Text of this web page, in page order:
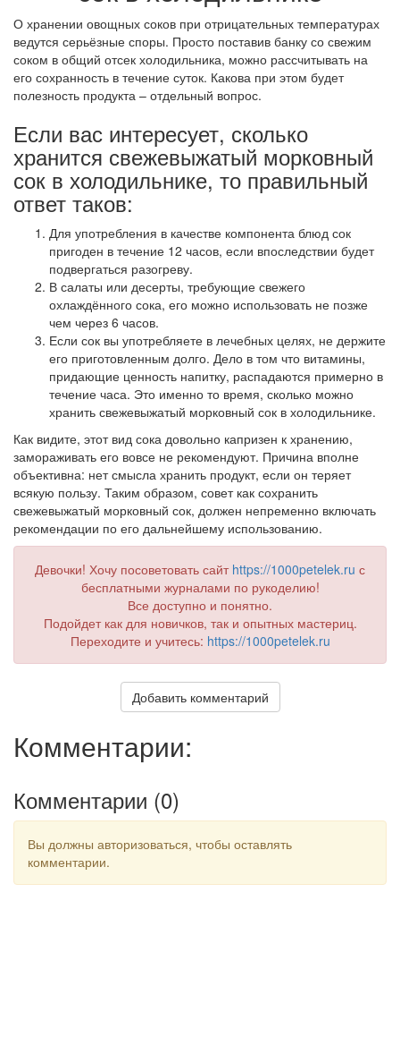
О хранении овощных соков при отрицательных температурах
ведутся серьёзные споры. Просто поставив банку со свежим
соком в общий отсек холодильника, можно рассчитывать на
его сохранность в течение суток. Какова при этом будет
полезность продукта – отдельный вопрос.
Если вас интересует, сколько
хранится свежевыжатый морковный
сок в холодильнике, то правильный
ответ таков:
Для употребления в качестве компонента блюд сок
пригоден в течение 12 часов, если впоследствии будет
подвергаться разогреву.
В салаты или десерты, требующие свежего
охлаждённого сока, его можно использовать не позже
чем через 6 часов.
Если сок вы употребляете в лечебных целях, не держите
его приготовленным долго. Дело в том что витамины,
придающие ценность напитку, распадаются примерно в
течение часа. Это именно то время, сколько можно
хранить свежевыжатый морковный сок в холодильнике.
Как видите, этот вид сока довольно капризен к хранению,
замораживать его вовсе не рекомендуют. Причина вполне
объективна: нет смысла хранить продукт, если он теряет
всякую пользу. Таким образом, совет как сохранить
свежевыжатый морковный сок, должен непременно включать
рекомендации по его дальнейшему использованию.
Девочки! Хочу посоветовать сайт https://1000petelek.ru с
бесплатными журналами по рукоделию!
Все доступно и понятно.
Подойдет как для новичков, так и опытных мастериц.
Переходите и учитесь: https://1000petelek.ru
Добавить комментарий
Комментарии:
Комментарии (0)
Вы должны авторизоваться, чтобы оставлять
комментарии.